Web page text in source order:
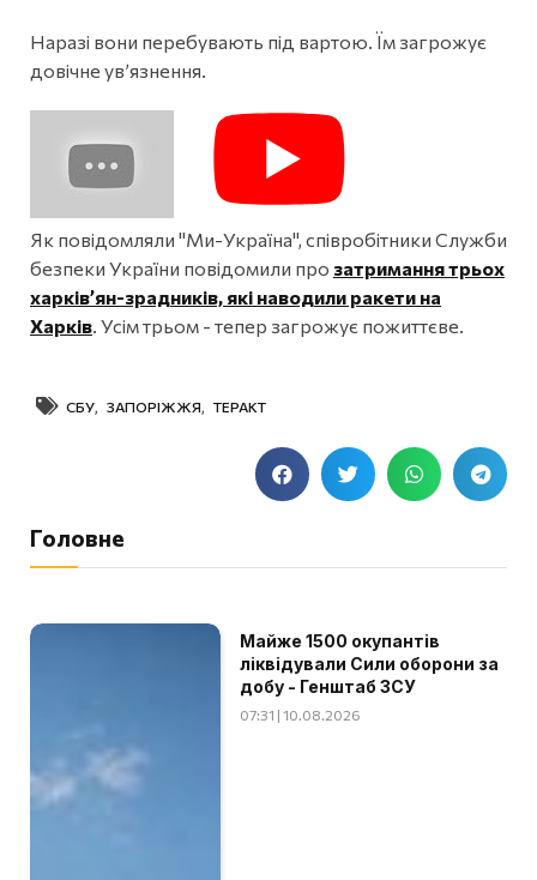
Наразі вони перебувають під вартою. Їм загрожує
довічне ув’язнення.
Як повідомляли "Ми-Україна", співробітники Служби
безпеки України повідомили про затримання трьох
харків’ян-зрадників, які наводили ракети на
Харків . Усім трьом - тепер загрожує пожиттєве.
СБУ ЗАПОРІЖЖЯ ТЕРАКТ
Головне
Майже 1500 окупантів
ліквідували Сили оборони за
добу - Генштаб ЗСУ
07:31 | 10.08.2026